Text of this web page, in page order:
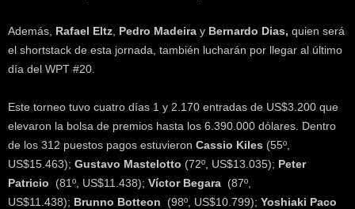
Además, Rafael Eltz Pedro Madeira y Bernardo Dias, quien será
el shortstack de esta jornada, también lucharán por llegar al último
día del WPT #20.
Este torneo tuvo cuatro días 1 y 2.170 entradas de US$3.200 que
elevaron la bolsa de premios hasta los 6.390.000 dólares. Dentro
de los 312 puestos pagos estuvieron Cassio Kiles (55º,
US$15.463); Gustavo Mastelotto (72º, US$13.035); Peter
Patricio (81º, US$11.438); Víctor Begara (87º,
US$11.438); Brunno Botteon (98º, US$10.799); Yoshiaki Paco